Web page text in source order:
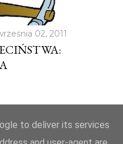
02, 2011
to deliver its services